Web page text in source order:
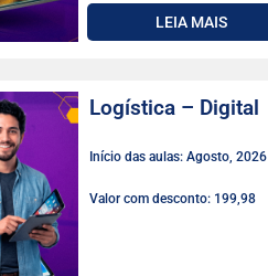
LEIA MAIS
Logística – Digital
Início das aulas: Agosto, 2026
Valor com desconto: 199,98